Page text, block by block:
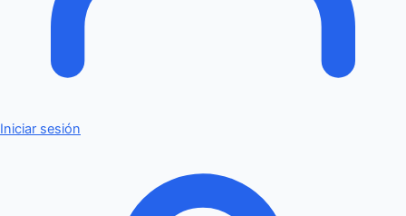
Iniciar sesión